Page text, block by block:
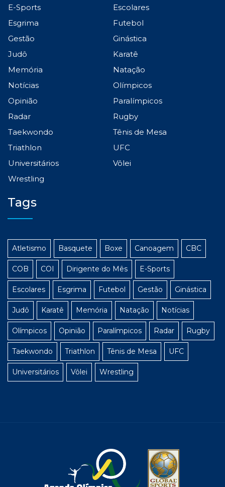
E-Sports
Escolares
Esgrima
Futebol
Gestão
Ginástica
Judô
Karatê
Memória
Natação
Notícias
Olímpicos
Opinião
Paralímpicos
Radar
Rugby
Taekwondo
Tênis de Mesa
Triathlon
UFC
Universitários
Vôlei
Wrestling
Tags
Atletismo Basquete Boxe Canoagem CBC
COB COI Dirigente do Mês E-Sports
Escolares Esgrima Futebol Gestão Ginástica
Judô Karatê Memória Natação Notícias
Olímpicos Opinião Paralímpicos Radar Rugby
Taekwondo Triathlon Tênis de Mesa UFC
Universitários Vôlei Wrestling